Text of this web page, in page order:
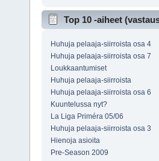
Top 10 -aiheet
Huhuja pelaaja-siirroista osa 4
Huhuja pelaaja-siirroista osa 7
Loukkaantumiset
Huhuja pelaaja-siirroista
Huhuja pelaaja-siirroista osa 6
Kuuntelussa nyt?
La Liga Priméra 05/06
Huhuja pelaaja-siirroista osa 3
Hienoja asioita
Pre-Season 2009